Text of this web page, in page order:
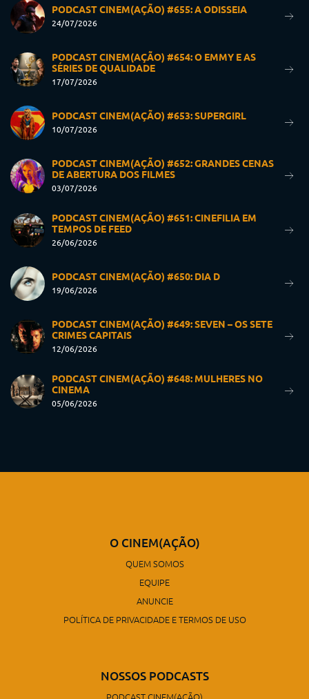
PODCAST CINEM(AÇÃO) #655: A ODISSEIA
24/07/2026
PODCAST CINEM(AÇÃO) #654: O EMMY E AS
SÉRIES DE QUALIDADE
17/07/2026
PODCAST CINEM(AÇÃO) #653: SUPERGIRL
10/07/2026
PODCAST CINEM(AÇÃO) #652: GRANDES CENAS
DE ABERTURA DOS FILMES
03/07/2026
PODCAST CINEM(AÇÃO) #651: CINEFILIA EM
TEMPOS DE FEED
26/06/2026
PODCAST CINEM(AÇÃO) #650: DIA D
19/06/2026
PODCAST CINEM(AÇÃO) #649: SEVEN – OS SETE
CRIMES CAPITAIS
12/06/2026
PODCAST CINEM(AÇÃO) #648: MULHERES NO
CINEMA
05/06/2026
O CINEM(AÇÃO)
QUEM SOMOS
EQUIPE
ANUNCIE
POLÍTICA DE PRIVACIDADE E TERMOS DE USO
NOSSOS PODCASTS